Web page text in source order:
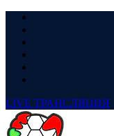
LIVE ТРАНСЛЯЦИЯ